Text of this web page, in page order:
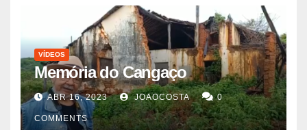
VÍDEOS
Memória do Cangaço
ABR 16, 2023 JOAOCOSTA 0
COMMENTS